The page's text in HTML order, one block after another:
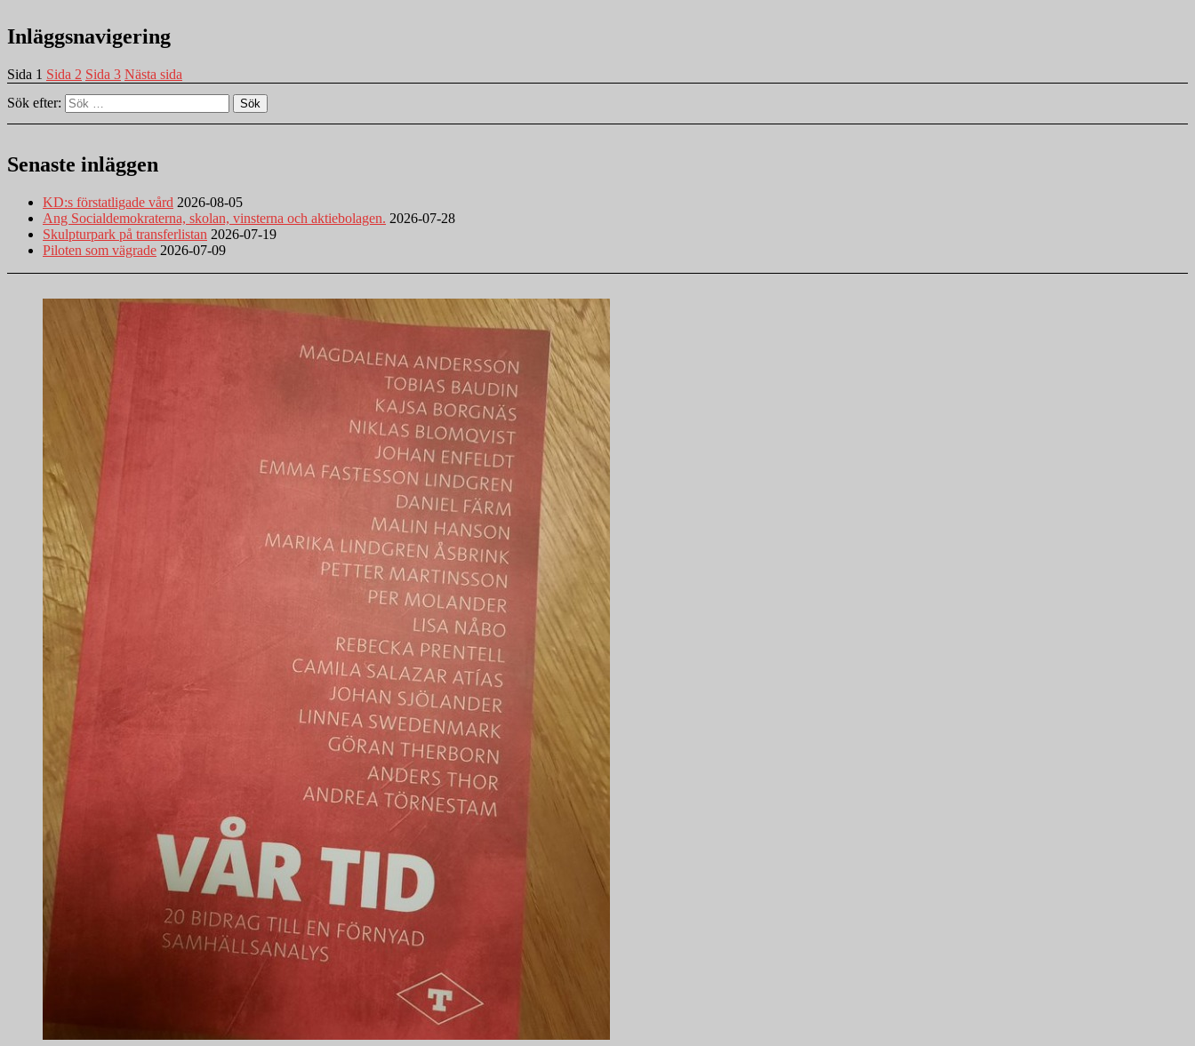
Inläggsnavigering
Sida 1 Sida 2 Sida 3 Nästa sida
Sök efter:
Sök
Senaste inläggen
KD:s förstatligade vård 2026-08-05
Ang Socialdemokraterna, skolan, vinsterna och aktiebolagen. 2026-07-28
Skulpturpark på transferlistan 2026-07-19
Piloten som vägrade 2026-07-09